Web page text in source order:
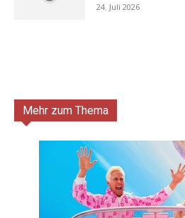
24. Juli 2026
Mehr zum Thema